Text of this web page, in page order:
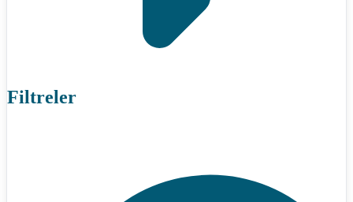
Filtreler